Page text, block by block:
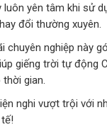
luôn yên tâm khi sử
đổi thường xuyên.
chuyên nghiệp này
giếng trời tự động
gian.
nghi vượt trội với